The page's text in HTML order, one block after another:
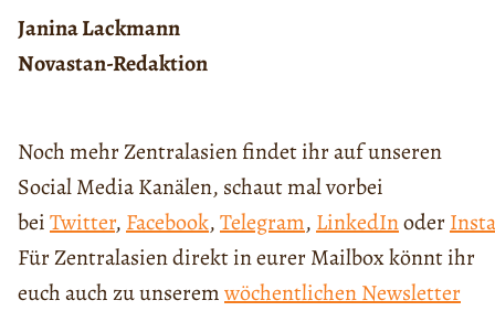
Janina Lackmann
Novastan-Redaktion
Noch mehr Zentralasien findet ihr auf unseren
Social Media Kanälen, schaut mal vorbei
beiTwitter, Facebook,Telegram, LinkedInoder
Für Zentralasien direkt in eurer Mailbox könnt ihr
euch auch zu unseremwöchentlichen Newsletter